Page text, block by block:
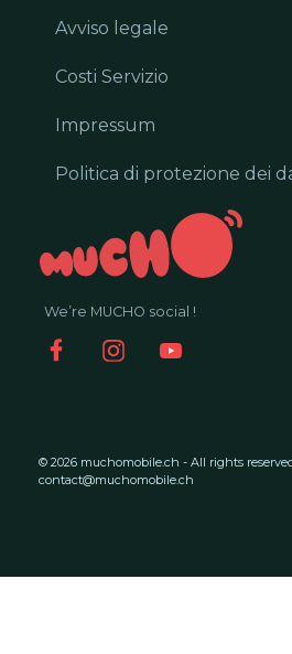
We’re MUCHO social !
© 2026 muchomobile.ch - All rights
contact@muchomobile.ch
Avviso legale
Costi Servizio
Impressum
Politica di protezione dei